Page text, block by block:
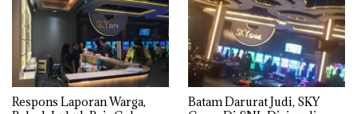
Respons Laporan Warga,
Batam Darurat Judi, SKY